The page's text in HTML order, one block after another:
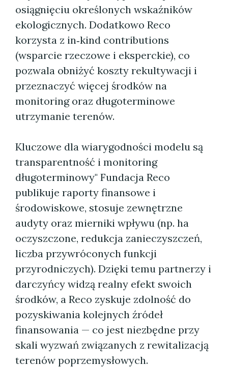
osiągnięciu określonych wskaźników
ekologicznych. Dodatkowo Reco
korzysta z in‑kind contributions
(wsparcie rzeczowe i eksperckie), co
pozwala obniżyć koszty rekultywacji i
przeznaczyć więcej środków na
monitoring oraz długoterminowe
utrzymanie terenów.
Kluczowe dla wiarygodności modelu są
transparentność i monitoring
długoterminowy" Fundacja Reco
publikuje raporty finansowe i
środowiskowe, stosuje zewnętrzne
audyty oraz mierniki wpływu (np. ha
oczyszczone, redukcja zanieczyszczeń,
liczba przywróconych funkcji
przyrodniczych). Dzięki temu partnerzy i
darczyńcy widzą realny efekt swoich
środków, a Reco zyskuje zdolność do
pozyskiwania kolejnych źródeł
finansowania — co jest niezbędne przy
skali wyzwań związanych z rewitalizacją
terenów poprzemysłowych.